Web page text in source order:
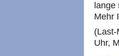
Mehr
(Last-
Uhr,